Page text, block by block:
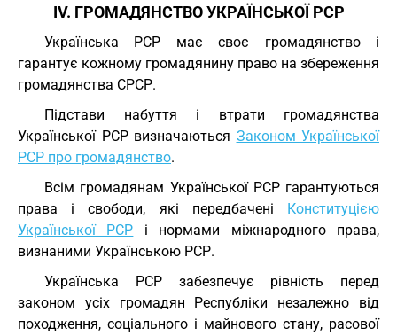
IV. ГРОМАДЯНСТВО УКРАЇНСЬКОЇ РСР
Українська РСР має своє громадянство і
гарантує кожному громадянину право на збереження
громадянства СРСР.
Підстави набуття і втрати громадянства
Української РСР визначаються Законом Української
РСР про громадянство.
Всім громадянам Української РСР гарантуються
права і свободи, які передбачені Конституцією
Української РСР і нормами міжнародного права,
визнаними Українською РСР.
Українська РСР забезпечує рівність перед
законом усіх громадян Республіки незалежно від
походження, соціального і майнового стану, расової